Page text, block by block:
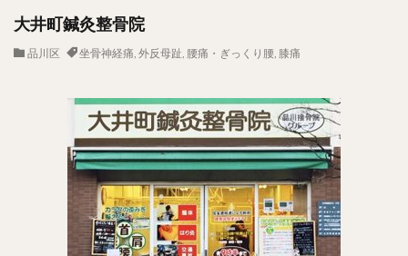
大井町鍼灸整骨院
品川区 坐骨神経痛, 外反母趾, 腰痛・ぎっくり腰, 膝痛